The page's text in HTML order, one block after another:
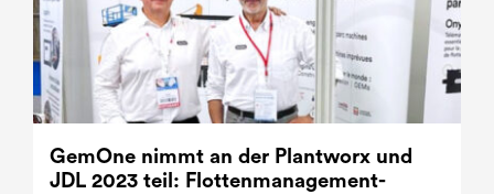
GemOne nimmt an der Plantworx und
JDL 2023 teil: Flottenmanagement-